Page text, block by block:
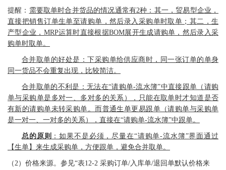
提醒： 需要取单时合并货品的情况通常有2种：其一，贸易型企业，
直接把销售订单生单至请购单，然后录入采购单时取单；其二，生
产型企业，MRP运算时直接根据BOM展开生成请购单，然后录入采
购单时取单。
合并取单的好处是：下采购单给供应商时，同一张订单的单身
同一货品不会重复出现，比较简洁。
合并取单的不利是：无法在“请购单-流水簿”中直接跟单（请购
单与采购单是多对一、多对多的关系），只能在取单时才知道是否
有新的请购单未转采购单。而普通生单更易跟单（请购单与采购单
是一对一、一对多的关系），直接在“请购单-流水簿”中跟单。
总的原则 ：如果不是必须，尽量在“请购单-流水簿”界面通过
【生单】来生成采购单，方便跟单，避免合并取单。
（2）价格来源。参见“表12-2 采购订单/入库单/退回单默认价格来